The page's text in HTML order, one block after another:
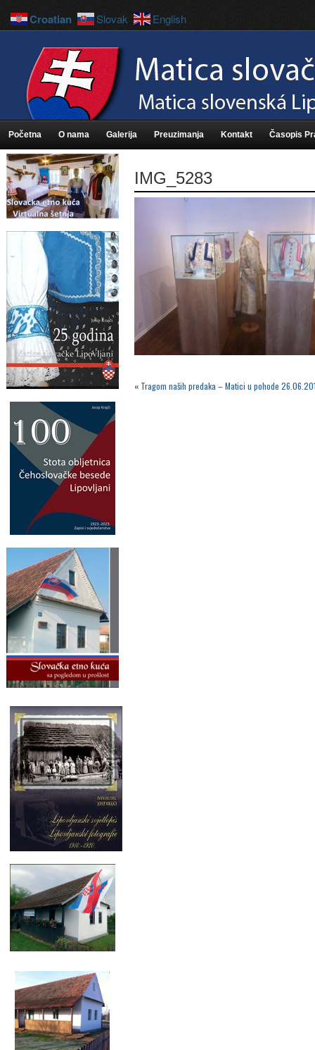
Početna O nama Galerija Preuzimanja Kontakt Časopis
IMG_5283
« Tragom naših predaka – Matici u pohode
Croatian Slovak English